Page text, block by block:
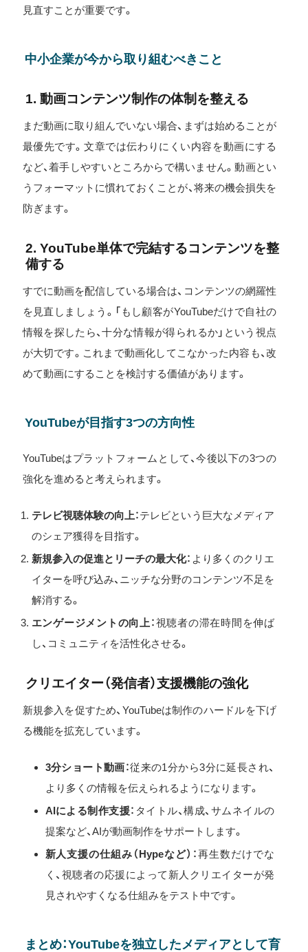
見直すことが重要です。
中小企業が今から取り組むべきこと
1. 動画コンテンツ制作の体制を整える
まだ動画に取り組んでいない場合、まずは始めることが
最優先です。文章では伝わりにくい内容を動画にする
など、着手しやすいところからで構いません。動画とい
うフォーマットに慣れておくことが、将来の機会損失を
防ぎます。
2. YouTube単体で完結するコンテンツを整
備する
すでに動画を配信している場合は、コンテンツの網羅性
を見直しましょう。「もし顧客がYouTubeだけで自社の
情報を探したら、十分な情報が得られるか」という視点
が大切です。これまで動画化してこなかった内容も、改
めて動画にすることを検討する価値があります。
YouTubeが目指す3つの方向性
YouTubeはプラットフォームとして、今後以下の3つの
強化を進めると考えられます。
テレビ視聴体験の向上：テレビという巨大なメディア
のシェア獲得を目指す。
新規参入の促進とリーチの最大化：より多くのクリエ
イターを呼び込み、ニッチな分野のコンテンツ不足を
解消する。
エンゲージメントの向上 ：視聴者の滞在時間を伸ば
し、コミュニティを活性化させる。
クリエイター（発信者）支援機能の強化
新規参入を促すため、YouTubeは制作のハードルを下げ
る機能を拡充しています。
3分ショート動画：従来の1分から3分に延長され、
より多くの情報を伝えられるようになります。
AIによる制作支援：タイトル、構成、サムネイルの
提案など、AIが動画制作をサポートします。
新人支援の仕組み（Hypeなど） ：再生数だけでな
く、視聴者の応援によって新人クリエイターが発
見されやすくなる仕組みをテスト中です。
まとめ：YouTubeを独立したメディアとして育